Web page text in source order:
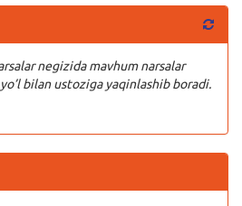
negizida mavhum narsalar
bilan ustoziga yaqinlashib boradi.